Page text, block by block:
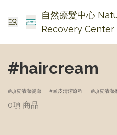
自然療髮中心
Recovery Center
費生髮・頭皮頭瘡
#haircream
頭皮清潔髮廊 頭皮清潔療程 頭皮清潔
0項 商品